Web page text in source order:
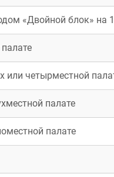
«Двойной блок» на
или четырместной
палате
палате
Озёры
Голицыно
Хотьково
Пущино
Руза
Белоозёрский
Пересвет